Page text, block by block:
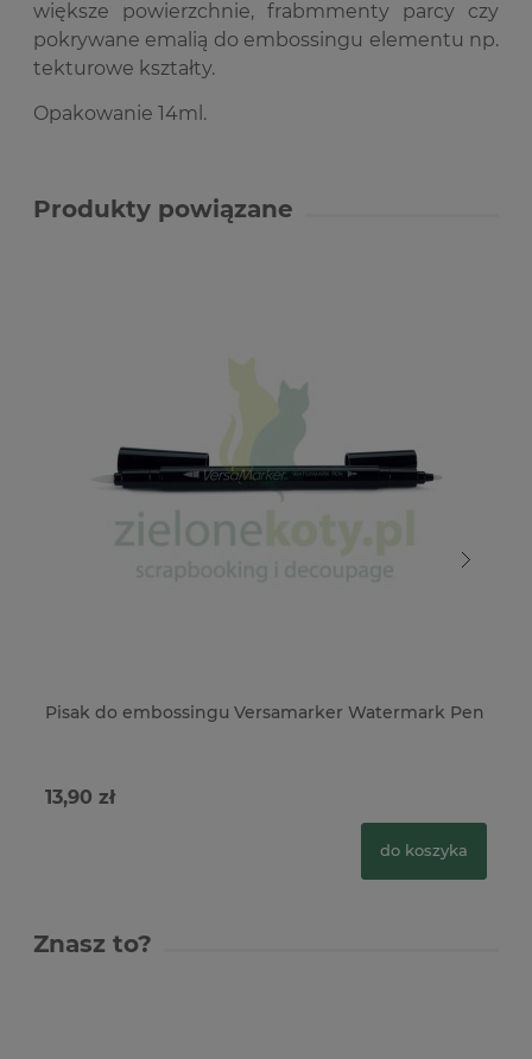
większe powierzchnie, frabmmenty parcy czy
pokrywane emalią do embossingu elementu np.
tekturowe kształty.
Opakowanie 14ml.
Produkty powiązane
Pisak do embossingu Versamarker Watermark Pen
13,90 zł
do koszyka
Znasz to?